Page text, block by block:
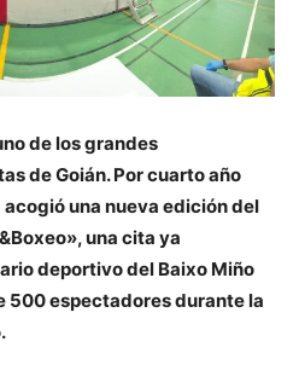
de los grandes
de Goián. Por cuarto año
una nueva edición del
una cita ya
deportivo del Baixo Miño
500 espectadores durante la